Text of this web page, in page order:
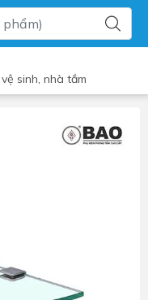
sinh, nhà tắm